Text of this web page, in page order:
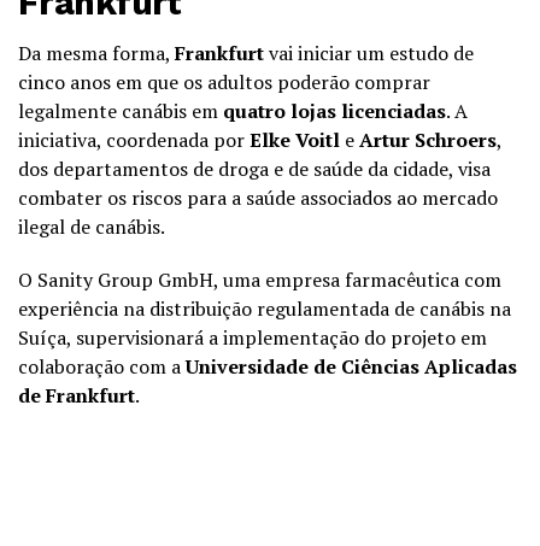
Da mesma forma,Frankfurtvai iniciar um estudo de
cinco anos em que os adultos poderão comprar
legalmente canábis em quatro lojas licenciadas. A
iniciativa, coordenada porElke Voitl eArtur Schroers,
dos departamentos de droga e de saúde da cidade, visa
combater os riscos para a saúde associados ao mercado
ilegal de canábis.
O Sanity Group GmbH, uma empresa farmacêutica com
experiência na distribuição regulamentada de canábis na
Suíça, supervisionará a implementação do projeto em
colaboração com aUniversidade de Ciências Aplicadas
de Frankfurt.